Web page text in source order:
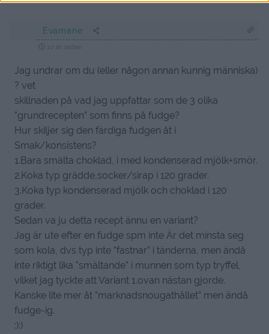
Evamarie
10 år sedan
Jag undrar om du (eller någon annan kunnig människa)
? vet
skillnaden på vad jag uppfattar som de 3 olika
”grundrecepten” som finns på fudge?
Hur skiljer sig den färdiga fudgen åt i
Smak/konsistens?
1.Bara smälta choklad, i med kondenserad mjölk+smör.
2.Koka typ grädde,socker/sirap i 120 grader.
3.Koka typ kondenserad mjölk och choklad i 120
grader.
Sedan va ju detta recept ännu en variant?
Jag är ute efter en fudge spm inte Är det minsta seg
som kola, dvs typ inte ”fastnar” i tänderna, men ändå
inte riktigt lika ”smältande” i munnen som typ tryffel,
vilket jag tyckte att Variant 1.ovan nästan gjorde.
Kanske lite mer åt ”marknadsnougathållet” men ändå
fudge-ig.
:):)